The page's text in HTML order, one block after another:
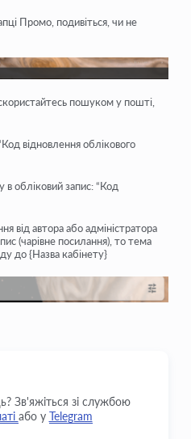
додати його до курсу
проходження тесту
тесту
прогрес учня на курсі
Промо, подивіться, чи не
пошуком у пошті,
відновлення облікового
обліковий запис: “Код
від автора або адміністратора
(чарівне посилання), то тема
до {Назва кабінету}
Зв'яжіться зі службою
або у Telegram